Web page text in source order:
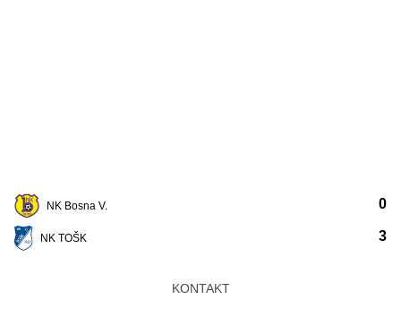
NK Bosna V.
NK TOŠK
0
3
KONTAKT